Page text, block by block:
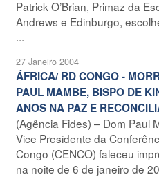
Patrick O’Brian, Primaz da
Andrews e Edinburgo,
...
27 Janeiro 2004
ÁFRICA/ RD CONGO -
PAUL MAMBE, BISPO DE
ANOS NA PAZ E
(Agência Fides) – Dom Paul
Vice Presidente da
Congo (CENCO) faleceu
na noite de 6 de janeiro de